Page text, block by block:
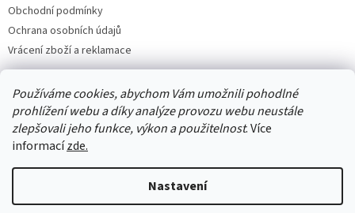
Používáme cookies, abychom Vám umožnili pohodlné
prohlížení webu a díky analýze provozu webu neustále
zlepšovali jeho funkce, výkon a použitelnost. Více
informacízde.
Nastavení
Obchodní podmínky
Ochrana osobních údajů
Vrácení zboží a reklamace
Vytvořil Shoptet